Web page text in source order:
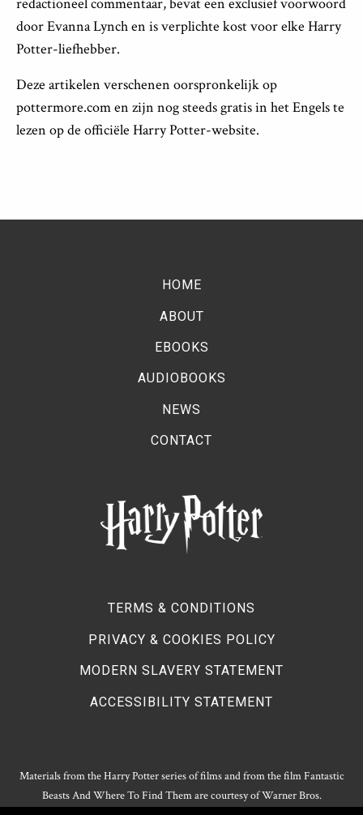
door Evanna Lynch en is verplichte kost voor elke Harry
Potter-liefhebber.
Deze artikelen verschenen oorspronkelijk op
pottermore.com en zijn nog steeds gratis in het Engels te
lezen op de officiële Harry Potter-website.
HOME
ABOUT
EBOOKS
AUDIOBOOKS
NEWS
CONTACT
TERMS & CONDITIONS
PRIVACY & COOKIES POLICY
MODERN SLAVERY STATEMENT
ACCESSIBILITY STATEMENT
Materials from the Harry Potter series of films and from the film Fantastic
Beasts And Where To Find Them are courtesy of Warner Bros.